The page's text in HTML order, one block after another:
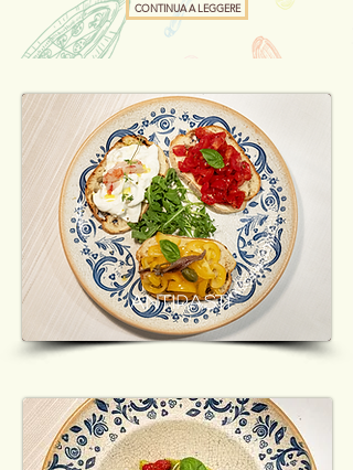
CONTINUA A LEGGERE
Antipasti